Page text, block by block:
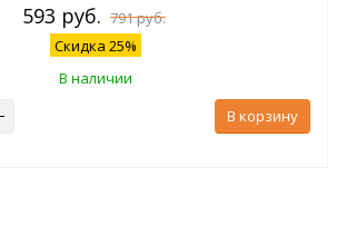
593 руб. 791 руб.
Скидка 25%
В наличии
В корзину